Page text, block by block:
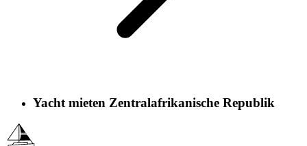
Yacht mieten Zentralafrikanische Republik